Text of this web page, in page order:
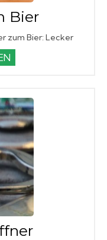
Bier
zum Bier: Lecker